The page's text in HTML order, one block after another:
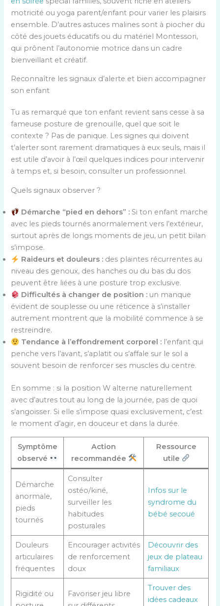
motricité ou yoga parent/enfant pour varier les plaisirs
ensemble. D’autres astuces malines sont à piocher du
côté des jouets éducatifs ou du matériel Montessori,
qui prônent l’autonomie motrice dans un cadre
bienveillant et créatif.
Reconnaître les signaux d’alerte et bien accompagner
son enfant
Tu as remarqué que ton enfant revient sans cesse à sa
fameuse posture de grenouille, quel que soit le
contexte ? Pas de panique. Les signes qui doivent
t’alerter sont rarement dramatiques à eux seuls, mais il
est utile d’avoir à l’œil quelques indices pour intervenir
à temps et, si besoin, consulter un professionnel.
Quels signaux observer ?
Démarche “pied en dehors” : Si ton enfant marche
avec les pieds tournés anormalement vers l’extérieur,
surtout après de longs moments de jeu, un petit bilan
s’impose.
Raideurs et douleurs : des plaintes récurrentes au
niveau des genoux, des hanches ou du bas du dos
peuvent être liées à une posture trop exclusive.
Difficultés à changer de position : un manque
évident de souplesse ou une réticence à s’installer
autrement montrent que la mobilité commence à se
restreindre.
Tendance à l’effondrement corporel : l’enfant qui
penche vers l’avant, s’aplatit ou s’affale sur le sol a
souvent besoin de renforcer ses muscles du centre.
En somme : si la position W alterne naturellement
avec d’autres tout au long de la journée, pas de quoi
s’angoisser. Si elle s’impose quasi exclusivement, c’est
le moment d’agir, en douceur et dans la durée.
Symptôme
observé
Action
recommandée
Ressource
utile
Démarche
anormale,
pieds
tournés
Consulter
ostéo/kiné,
surveiller les
habitudes
posturales
Infos sur le
syndrome du
bébé secoué
Douleurs
articulaires
fréquentes
Encourager activités
de renforcement
doux
Découvrir des
jeux de plateau
familiaux
Rigidité ou
Favoriser jeu libre
Trouver des
idées cadeaux